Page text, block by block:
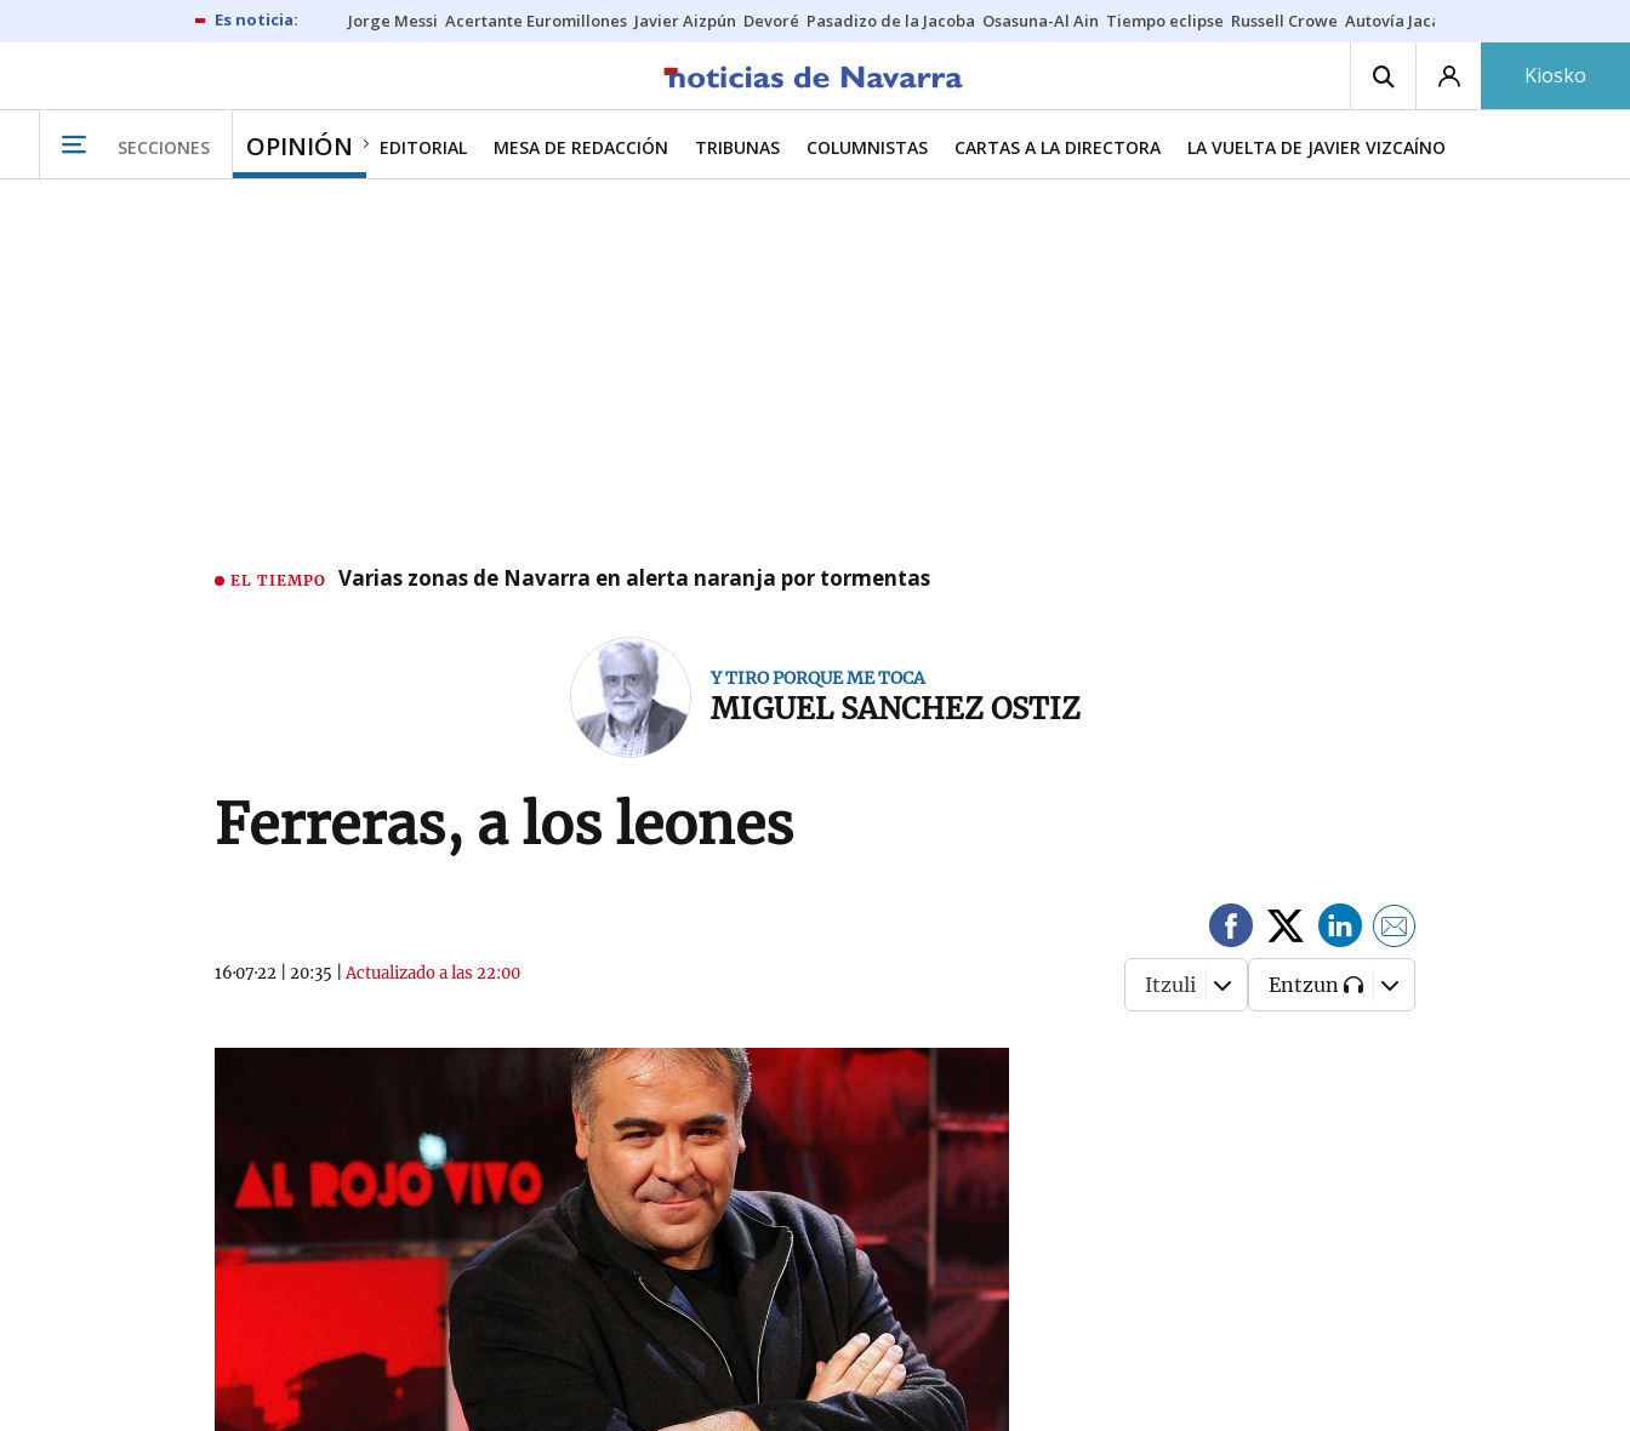
Jorge Messi Acertante Euromillones Javier Aizpún Devoré Pasadizo de la Jacoba Osasuna-Al Ain Tiempo eclipse Russell Crowe Autovía Jaca
Kiosko
SECCIONES OPINIÓN EDITORIAL MESA DE REDACCIÓN TRIBUNAS COLUMNISTAS CARTAS A LA DIRECTORA LA VUELTA DE JAVIER VIZCAÍNO
EL TIEMPO Varias zonas de Navarra en alerta naranja por tormentas
Y TIRO PORQUE ME TOCA
MIGUEL SANCHEZ OSTIZ
Ferreras, a los leones
16·07·22 20:35 |Actualizado a las 22:00 Itzuli Entzun